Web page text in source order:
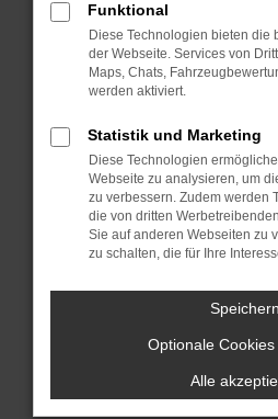
Starte dein Gerät neu.
Das kann manchmal
Probleme zu beheben.
Betriebssystem auf
sind.
Veraltete Software birgt
Sicherheitsrisiko, sondern
führen, dass bestimmte
unterstützt werden.
Wende dich an den
Wenn du alle oben
hast, kontaktiere uns bitte.
versuchen, das Problem
uns diesen Text schicken,
Funktional
Diese Technologien bieten die
der Webseite. Services von
Maps, Chats,
werden aktiviert.
Statistik und Marketing
Diese Technologien
Webseite zu analysieren, um
zu verbessern. Zudem werden
die von dritten
Sie auf anderen Webseiten zu
zu schalten, die für Ihre
Speichern
Optionale
Alle